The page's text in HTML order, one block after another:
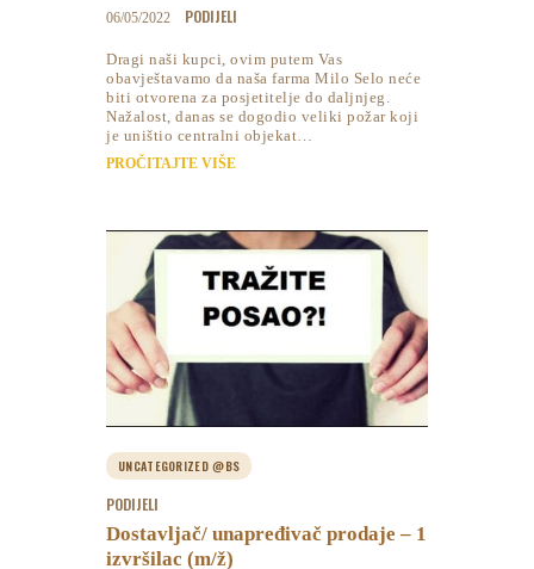
06/05/2022 PODIJELI
Dragi naši kupci, ovim putem Vas
obavještavamo da naša farma Milo Selo neće
biti otvorena za posjetitelje do daljnjeg.
Nažalost, danas se dogodio veliki požar koji
je uništio centralni objekat…
PROČITAJTE VIŠE
UNCATEGORIZED @BS
PODIJELI
Dostavljač/ unapređivač prodaje – 1
izvršilac (m/ž)